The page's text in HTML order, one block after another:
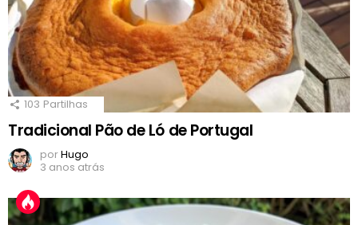
103 Partilhas
Tradicional Pão de Ló de Portugal
porHugo
3 anos atrás